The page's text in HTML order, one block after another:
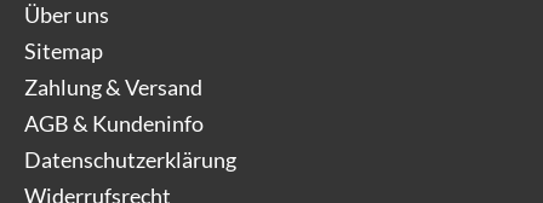
Über uns
Sitemap
Zahlung & Versand
AGB & Kundeninfo
Datenschutzerklärung
Widerrufsrecht